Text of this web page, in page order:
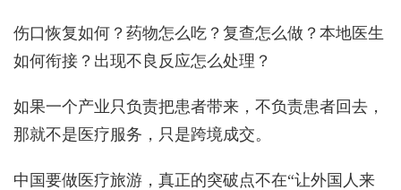
伤口恢复如何？药物怎么吃？复查怎么做？本地医生
如何衔接？出现不良反应怎么处理？
如果一个产业只负责把患者带来，不负责患者回去，
那就不是医疗服务，只是跨境成交。
中国要做医疗旅游，真正的突破点不在“让外国人来